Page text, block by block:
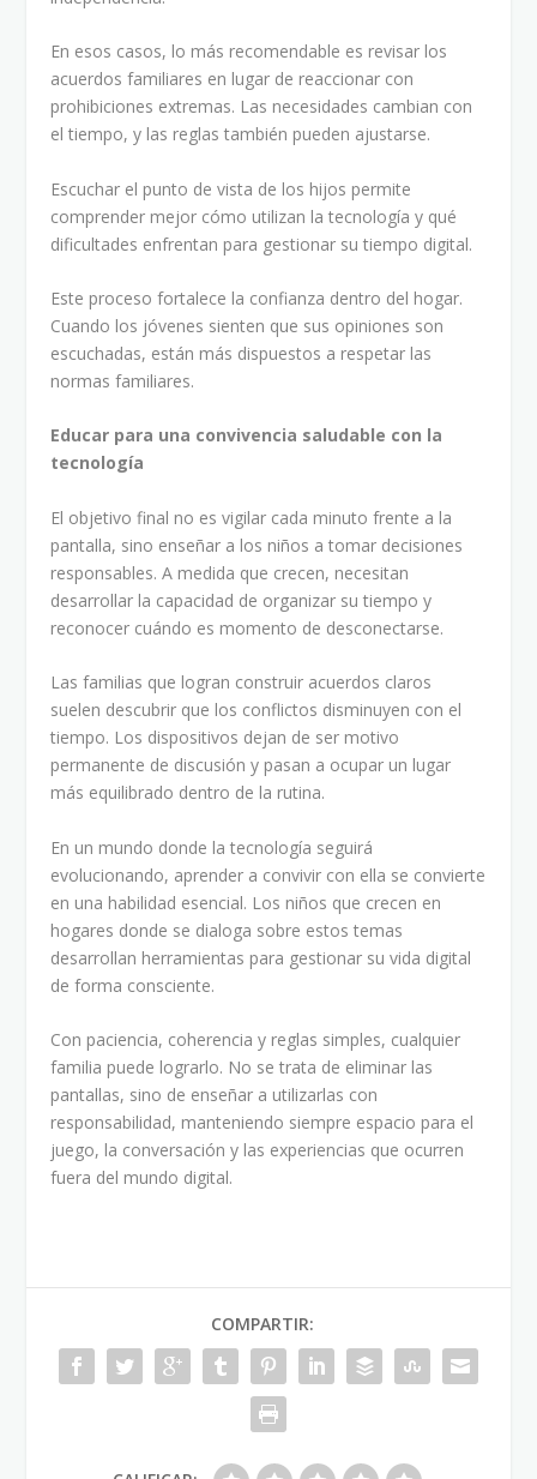
En esos casos, lo más recomendable es revisar los
acuerdos familiares en lugar de reaccionar con
prohibiciones extremas. Las necesidades cambian con
el tiempo, y las reglas también pueden ajustarse.
Escuchar el punto de vista de los hijos permite
comprender mejor cómo utilizan la tecnología y qué
dificultades enfrentan para gestionar su tiempo digital.
Este proceso fortalece la confianza dentro del hogar.
Cuando los jóvenes sienten que sus opiniones son
escuchadas, están más dispuestos a respetar las
normas familiares.
Educar para una convivencia saludable con la
tecnología
El objetivo final no es vigilar cada minuto frente a la
pantalla, sino enseñar a los niños a tomar decisiones
responsables. A medida que crecen, necesitan
desarrollar la capacidad de organizar su tiempo y
reconocer cuándo es momento de desconectarse.
Las familias que logran construir acuerdos claros
suelen descubrir que los conflictos disminuyen con el
tiempo. Los dispositivos dejan de ser motivo
permanente de discusión y pasan a ocupar un lugar
más equilibrado dentro de la rutina.
En un mundo donde la tecnología seguirá
evolucionando, aprender a convivir con ella se convierte
en una habilidad esencial. Los niños que crecen en
hogares donde se dialoga sobre estos temas
desarrollan herramientas para gestionar su vida digital
de forma consciente.
Con paciencia, coherencia y reglas simples, cualquier
familia puede lograrlo. No se trata de eliminar las
pantallas, sino de enseñar a utilizarlas con
responsabilidad, manteniendo siempre espacio para el
juego, la conversación y las experiencias que ocurren
fuera del mundo digital.
COMPARTIR: